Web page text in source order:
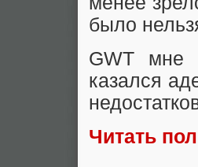
было
GWT мне
казался
Читать